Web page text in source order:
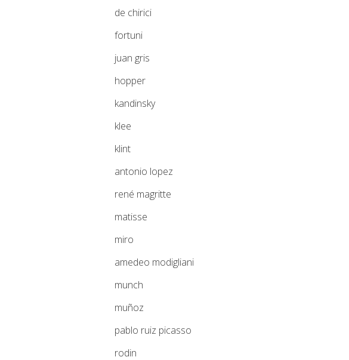
de chirici
fortuni
juan gris
hopper
kandinsky
klee
klint
antonio lopez
rené magritte
matisse
miro
amedeo modigliani
munch
muñoz
pablo ruiz picasso
rodin